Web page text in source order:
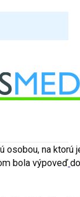
na
bola výpoveď